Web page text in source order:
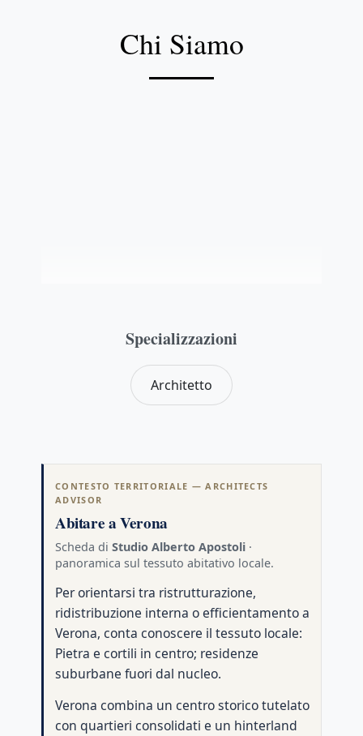
Chi Siamo
Specializzazioni
Architetto
CONTESTO TERRITORIALE — ARCHITECTS
ADVISOR
Abitare a Verona
Scheda di Studio Alberto Apostoli ·
panoramica sul tessuto abitativo locale.
Per orientarsi tra ristrutturazione,
ridistribuzione interna o efficientamento a
Verona, conta conoscere il tessuto locale:
Pietra e cortili in centro; residenze
suburbane fuori dal nucleo.
Verona combina un centro storico tutelato
con quartieri consolidati e un hinterland